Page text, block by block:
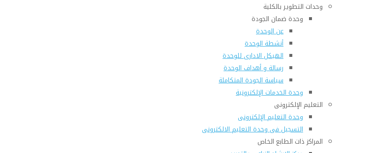
وحدات التطوير بالكلية
وحدة ضمان الجودة
عن الوحدة
أنشطة الوحدة
الهيكل الادارى للوحدة
رسالة و أهداف الوحدة
سياسة الجودة المتكاملة
وحدة الخدمات الإلكترونية
التعليم الإلكترونى
وحدة التعليم الإلكترونى
التسجيل فى وحدة التعليم الالكترونى
المراكز ذات الطابع الخاص